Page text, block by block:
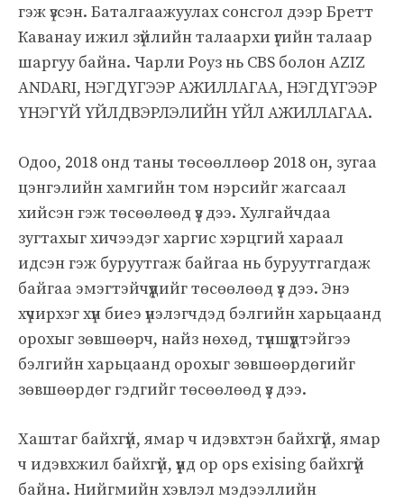
гэж үзсэн. Баталгаажуулах сонсгол дээр Бретт
Каванау ижил зүйлийн талаархи үгийн талаар
шаргуу байна. Чарли Роуз нь CBS болон AZIZ
ANDARI, НЭГДҮГЭЭР АЖИЛЛАГАА, НЭГДҮГЭЭР
ҮНЭГҮЙ ҮЙЛДВЭРЛЭЛИЙН ҮЙЛ АЖИЛЛАГАА.
Одоо, 2018 онд таны төсөөллөөр 2018 он, зугаа
цэнгэлийн хамгийн том нэрсийг жагсаал
хийсэн гэж төсөөлөөд үз дээ. Хулгайчдаа
зугтахыг хичээдэг харгис хэрцгий хараал
идсэн гэж буруутгаж байгаа нь буруутгагдаж
байгаа эмэгтэйчүүдийг төсөөлөөд үз дээ. Энэ
хүчирхэг хүн биеэ үнэлэгчдэд бэлгийн харьцаанд
орохыг зөвшөөрч, найз нөхөд, түншүүдтэйгээ
бэлгийн харьцаанд орохыг зөвшөөрдөгийг
зөвшөөрдөг гэдгийг төсөөлөөд үз дээ.
Хаштаг байхгүй, ямар ч идэвхтэн байхгүй, ямар
ч идэвхжил байхгүй, үүнд op ops exising байхгүй
байна. Нийгмийн хэвлэл мэдээллийн